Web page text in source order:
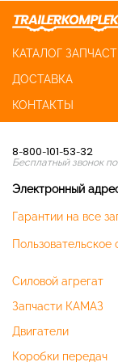
КАТАЛОГ
ДОСТАВКА
КОНТАКТЫ
8-800-101-53-32
Бесплатный звонок
Электронный
Гарантии на все
Пользовательское
Силовой агрегат
Запчасти КАМАЗ
Двигатели
Коробки передач